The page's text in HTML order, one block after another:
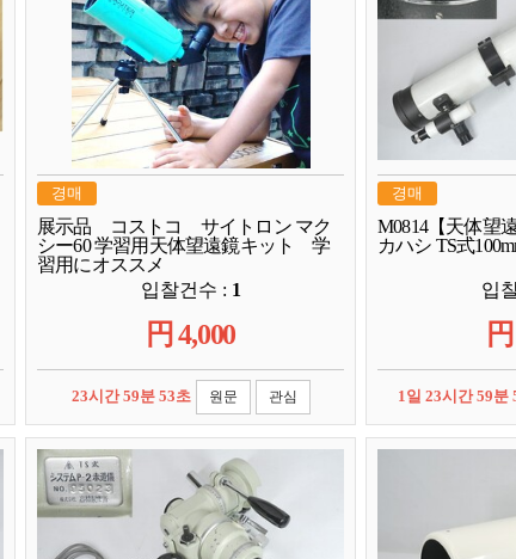
경매
展示品 コストコ サイトロン マク
シー60 学習用天体望遠鏡キット 学
習用にオススメ
입찰건수 : 1
円4,000
23시간 59분 52초 원문 관심
경매
M0814【天体望
カハシ TS式
입
円
1일 23시간 59분